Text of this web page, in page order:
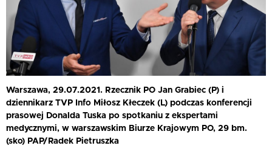
Warszawa, 29.07.2021. Rzecznik PO Jan Grabiec (P) i
dziennikarz TVP Info Miłosz Kłeczek (L) podczas konferencji
prasowej Donalda Tuska po spotkaniu z ekspertami
medycznymi, w warszawskim Biurze Krajowym PO, 29 bm.
(sko) PAP/Radek Pietruszka